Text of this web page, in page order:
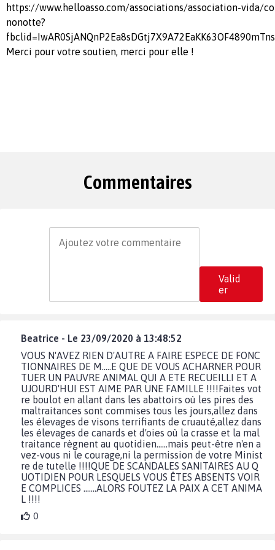
https://www.helloasso.com/associations/association-vida/
nonotte?
Merci pour votre soutien, merci pour elle !
Commentaires
Valid
er
Beatrice - Le 23/09/2020 à 13:48:52
VOUS N'AVEZ RIEN D'AUTRE A FAIRE ESPECE DE FONC
TIONNAIRES DE M.....E QUE DE VOUS ACHARNER POUR
TUER UN PAUVRE ANIMAL QUI A ETE RECUEILLI ET A
UJOURD'HUI EST AIME PAR UNE FAMILLE !!!!Faites vot
re boulot en allant dans les abattoirs où les pires des
maltraitances sont commises tous les jours,allez dans
les élevages de visons terrifiants de cruauté,allez dans
les élevages de canards et d'oies où la crasse et la mal
traitance règnent au quotidien......mais peut-être n'en a
vez-vous ni le courage,ni la permission de votre Minist
re de tutelle !!!!QUE DE SCANDALES SANITAIRES AU Q
UOTIDIEN POUR LESQUELS VOUS ÊTES ABSENTS VOIR
E COMPLICES .......ALORS FOUTEZ LA PAIX A CET ANIMA
L !!!!
0